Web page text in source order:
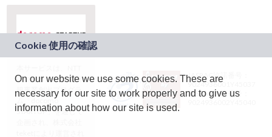
ドコモグループの新
規事業創出プログラ
ム「docomo
STARTUP」を通じて
JASRAC許諾番号：
9024936001Y45037
JASRAC許諾番号：
On our website we use some cookies. These are
necessary for our site to work properly and to give us
information about how our site is used.